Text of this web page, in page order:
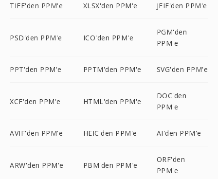
TIFF'den PPM'e XLSX'den PPM'e JFIF'den PPM'e
PSD'den PPM'e ICO'den PPM'e
PGM'den
PPM'e
PPT'den PPM'e PPTM'den PPM'e SVG'den PPM'e
XCF'den PPM'e HTML'den PPM'e
DOC'den
PPM'e
AVIF'den PPM'e HEIC'den PPM'e AI'den PPM'e
ARW'den PPM'e PBM'den PPM'e
ORF'den
PPM'e